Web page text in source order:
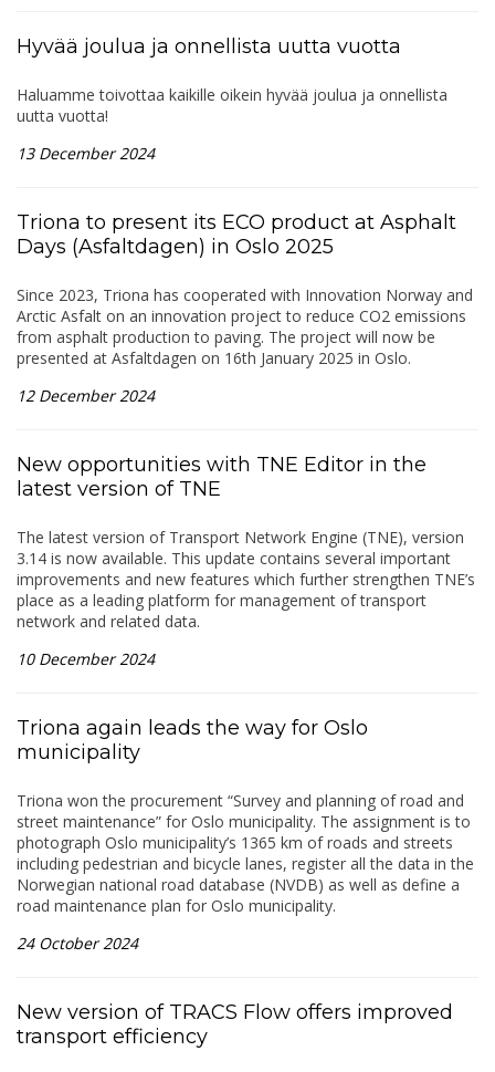
Hyvää joulua ja onnellista uutta vuotta
Haluamme toivottaa kaikille oikein hyvää joulua ja onnellista
uutta vuotta!
13 December 2024
Triona to present its ECO product at Asphalt
Days (Asfaltdagen) in Oslo 2025
Since 2023, Triona has cooperated with Innovation Norway and
Arctic Asfalt on an innovation project to reduce CO2 emissions
from asphalt production to paving. The project will now be
presented at Asfaltdagen on 16th January 2025 in Oslo.
12 December 2024
New opportunities with TNE Editor in the
latest version of TNE
The latest version of Transport Network Engine (TNE), version
3.14 is now available. This update contains several important
improvements and new features which further strengthen TNE’s
place as a leading platform for management of transport
network and related data.
10 December 2024
Triona again leads the way for Oslo
municipality
Triona won the procurement “Survey and planning of road and
street maintenance” for Oslo municipality. The assignment is to
photograph Oslo municipality’s 1365 km of roads and streets
including pedestrian and bicycle lanes, register all the data in the
Norwegian national road database (NVDB) as well as define a
road maintenance plan for Oslo municipality.
24 October 2024
New version of TRACS Flow offers improved
transport efficiency